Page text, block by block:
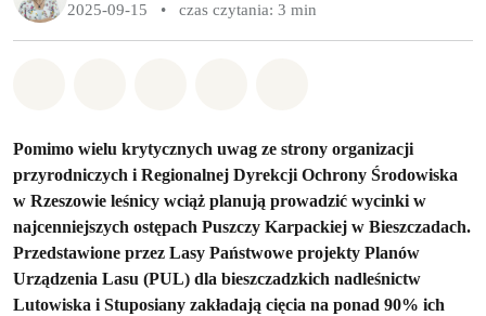
2025-09-15
• czas czytania: 3 min
Pomimo wielu krytycznych uwag ze strony organizacji
przyrodniczych i Regionalnej Dyrekcji Ochrony Środowiska
w Rzeszowie leśnicy wciąż planują prowadzić wycinki w
najcenniejszych ostępach Puszczy Karpackiej w Bieszczadach.
Przedstawione przez Lasy Państwowe projekty Planów
Urządzenia Lasu (PUL) dla bieszczadzkich nadleśnictw
Lutowiska i Stuposiany zakładają cięcia na ponad 90% ich